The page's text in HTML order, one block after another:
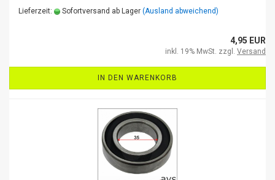
Lieferzeit: Sofortversand ab Lager (Ausland abweichend)
4,95 EUR
inkl. 19% MwSt. zzgl. Versand
IN DEN WARENKORB